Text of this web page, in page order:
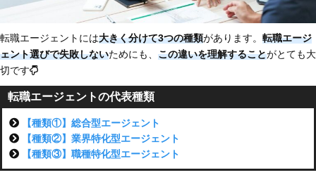
転職エージェントには大きく分けて3つの種類があります。 転職エージ
ェント選びで失敗しないためにも、 この違いを理解することがとても大
切です
転職エージェントの代表種類
【種類①】総合型エージェント
【種類②】業界特化型エージェント
【種類③】職種特化型エージェント